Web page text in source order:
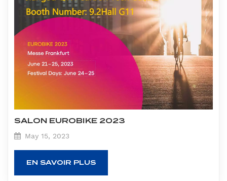
SALON EUROBIKE 2023
May 15, 2023
EN SAVOIR PLUS